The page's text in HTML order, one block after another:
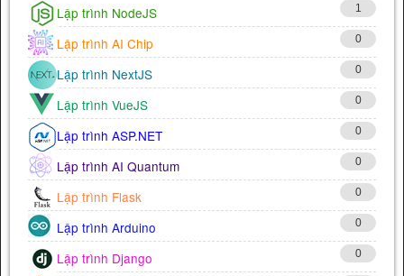
Lập trình NodeJS 1
Lập trình AI Chip 0
Lập trình NextJS 0
Lập trình VueJS 0
Lập trình ASP.NET 0
Lập trình AI Quantum 0
Lập trình Flask 0
Lập trình Arduino 0
Lập trình Django 0